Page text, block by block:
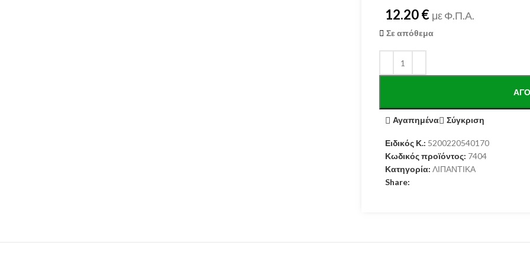
12.20€ με Φ.Π.Α.
Σε απόθεμα
Αγαπημένα Σύγκριση
Ειδικός Κ.: 5200220540170
Κωδικός προϊόντος: 7404
Κατηγορία: ΛΙΠΑΝΤΙΚΑ
Share: